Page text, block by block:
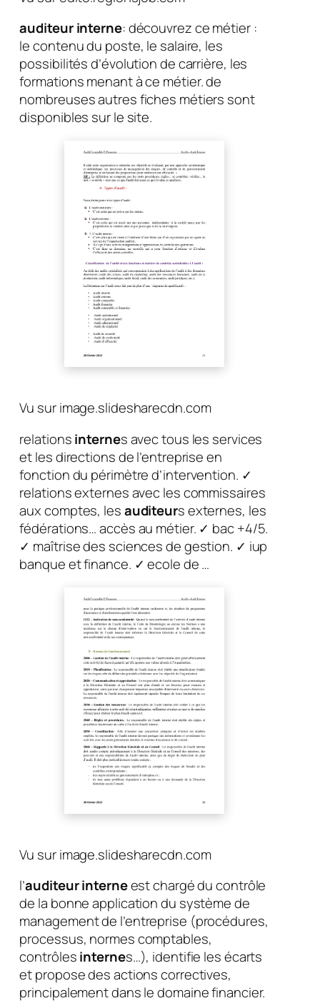
auditeur interne: découvrez ce métier :
le contenu du poste, le salaire, les
possibilités d’évolution de carrière, les
formations menant à ce métier. de
nombreuses autres fiches métiers sont
disponibles sur le site.
Vu sur image.slidesharecdn.com
relationsinternes avec tous les services
et les directions de l’entreprise en
fonction du périmètre d’intervention. ✓
relations externes avec les commissaires
aux comptes, lesauditeurs externes, les
fédérations… accès au métier. ✓ bac +4/5.
✓ maîtrise des sciences de gestion. ✓ iup
banque et finance. ✓ ecole de …
Vu sur image.slidesharecdn.com
l’auditeur interneest chargé du contrôle
de la bonne application du système de
management de l’entreprise (procédures,
processus, normes comptables,
contrôlesinternes…), identifie les écarts
et propose des actions correctives,
principalement dans le domaine financier.